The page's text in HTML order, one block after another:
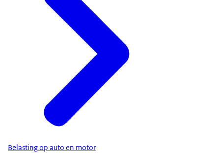
Belasting op auto en motor